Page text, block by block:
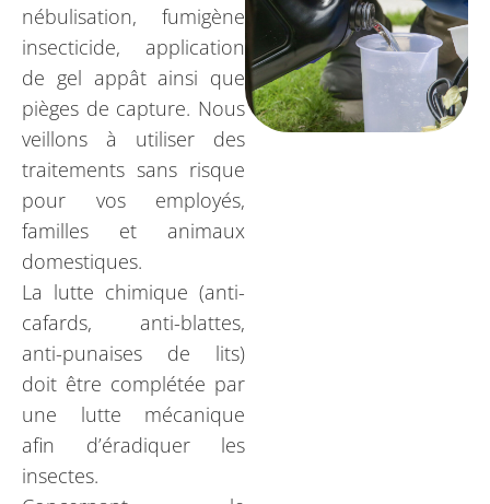
nébulisation, fumigène
insecticide, application
de gel appât ainsi que
pièges de capture. Nous
veillons à utiliser des
traitements sans risque
pour vos employés,
familles et animaux
domestiques.
La lutte chimique (anti-
cafards, anti-blattes,
anti-punaises de lits)
doit être complétée par
une lutte mécanique
afin d’éradiquer les
insectes.